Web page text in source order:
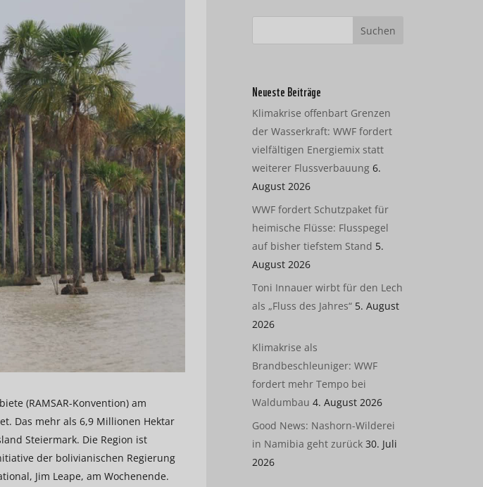
(RAMSAR-Konvention) am
Das mehr als 6,9 Millionen Hektar
Steiermark. Die Region ist
der bolivianischen Regierung
Jim Leape, am Wochenende.
Neueste Beiträge
Klimakrise offenbart Grenzen
der Wasserkraft: WWF fordert
vielfältigen Energiemix statt
weiterer Flussverbauung 6.
August 2026
WWF fordert Schutzpaket für
heimische Flüsse: Flusspegel
auf bisher tiefstem Stand 5.
August 2026
Toni Innauer wirbt für den Lech
als „Fluss des Jahres“ 5. August
2026
Klimakrise als
Brandbeschleuniger: WWF
fordert mehr Tempo bei
Waldumbau 4. August 2026
Good News: Nashorn-Wilderei
in Namibia geht zurück 30. Juli
2026